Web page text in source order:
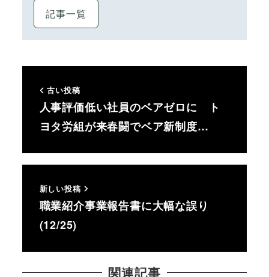
記事一覧
古い投稿
人事評価低い社員のベアゼロに ト
ヨタ労組が来春闘でベア新制度…
新しい投稿
職業紹介事業報告書に大幅な誤り
(12/25)
関連記事